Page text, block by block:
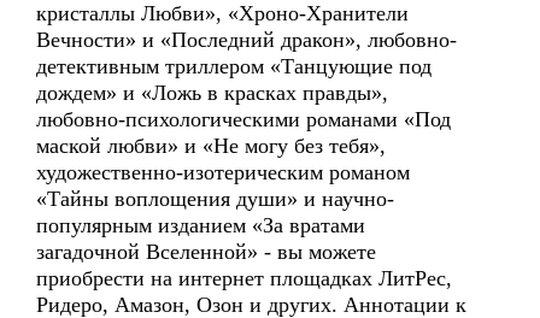
кристаллы Любви», «Хроно-Хранители
Вечности» и «Последний дракон», любовно-
детективным триллером «Танцующие под
дождем» и «Ложь в красках правды»,
любовно-психологическими романами «Под
маской любви» и «Не могу без тебя»,
художественно-изотерическим романом
«Тайны воплощения души» и научно-
популярным изданием «За вратами
загадочной Вселенной» - вы можете
приобрести на интернет площадках ЛитРес,
Ридеро, Амазон, Озон и других. Аннотации к